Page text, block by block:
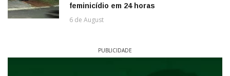
feminicídio em 24 horas
6 de August
PUBLICIDADE